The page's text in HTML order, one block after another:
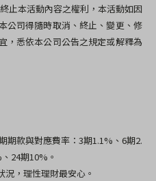
止本活動內容之權利，本活動如因
公司得隨時取消、終止、變更、修
，悉依本公司公告之規定或解釋為
期款與對應費率：3期1.1%、6期2.
24期10%。
，理性理財最安心。